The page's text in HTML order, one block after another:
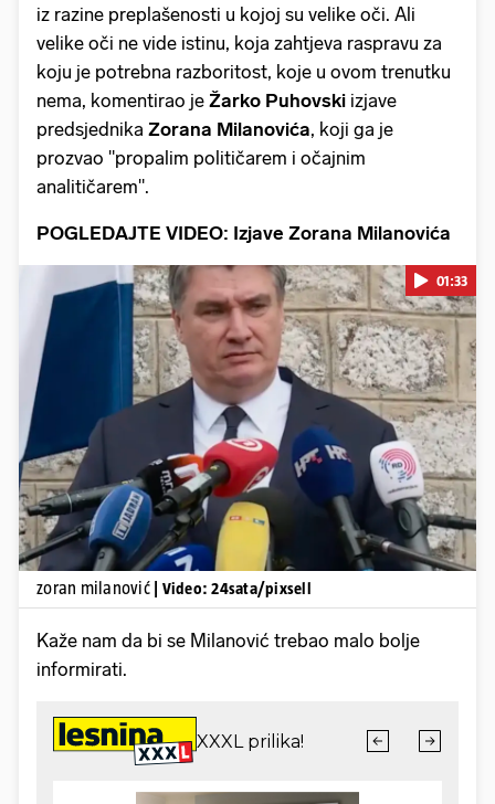
iz razine preplašenosti u kojoj su velike oči. Ali
velike oči ne vide istinu, koja zahtjeva raspravu za
koju je potrebna razboritost, koje u ovom trenutku
nema, komentirao je Žarko Puhovski izjave
predsjednika Zorana Milanovića, koji ga je
prozvao "propalim političarem i očajnim
analitičarem".
POGLEDAJTE VIDEO: Izjave Zorana Milanovića
Pokretanje videa...
01:33
zoran milanović | Video: 24sata/pixsell
Kaže nam da bi se Milanović trebao malo bolje
informirati.